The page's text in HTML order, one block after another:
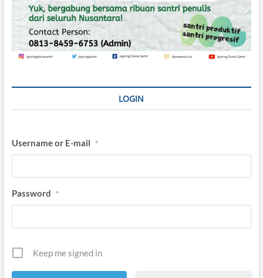
LOGIN
Username or E-mail *
Password *
Keep me signed in